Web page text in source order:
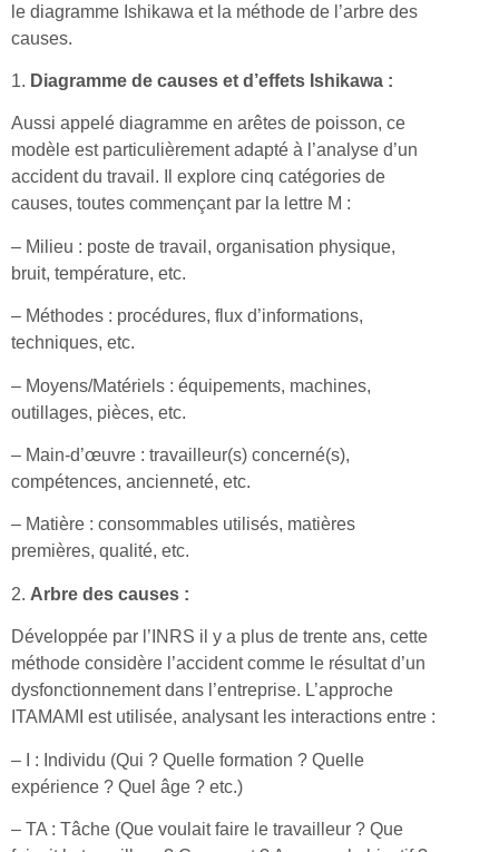
le diagramme Ishikawa et la méthode de l’arbre des
causes.
1. Diagramme de causes et d’effets Ishikawa :
Aussi appelé diagramme en arêtes de poisson, ce
modèle est particulièrement adapté à l’analyse d’un
accident du travail. Il explore cinq catégories de
causes, toutes commençant par la lettre M :
– Milieu : poste de travail, organisation physique,
bruit, température, etc.
– Méthodes : procédures, flux d’informations,
techniques, etc.
– Moyens/Matériels : équipements, machines,
outillages, pièces, etc.
– Main-d’œuvre : travailleur(s) concerné(s),
compétences, ancienneté, etc.
– Matière : consommables utilisés, matières
premières, qualité, etc.
2. Arbre des causes :
Développée par l’INRS il y a plus de trente ans, cette
méthode considère l’accident comme le résultat d’un
dysfonctionnement dans l’entreprise. L’approche
ITAMAMI est utilisée, analysant les interactions entre :
– I : Individu (Qui ? Quelle formation ? Quelle
expérience ? Quel âge ? etc.)
– TA : Tâche (Que voulait faire le travailleur ? Que